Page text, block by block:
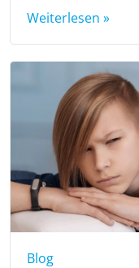
Weiterlesen »
Blog